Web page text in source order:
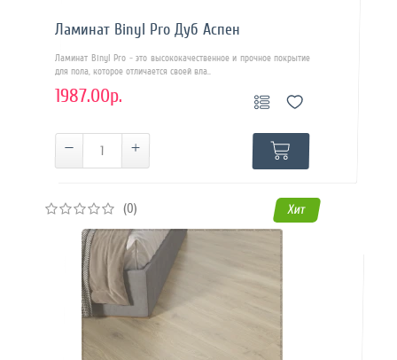
Ламинат Binyl Pro Дуб Аспен
Ламинат Binyl Pro - это высококачественное и прочное покрытие
для пола, которое отличается своей вла..
1987.00р.
(0) Хит